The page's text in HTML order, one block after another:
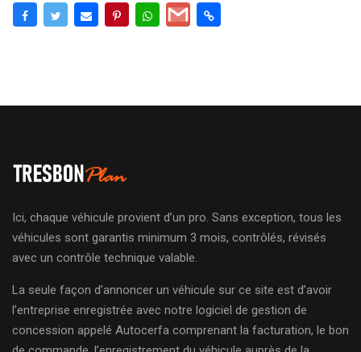
Ici, chaque véhicule provient d’un pro. Sans exception, tous les
véhicules sont garantis minimum 3 mois, contrôlés, révisés
avec un contrôle technique valable.
La seule façon d’annoncer un véhicule sur ce site est d’avoir
l’entreprise enregistrée avec notre logiciel de gestion de
concession appelé Autocerfa comprenant la facturation, le bon